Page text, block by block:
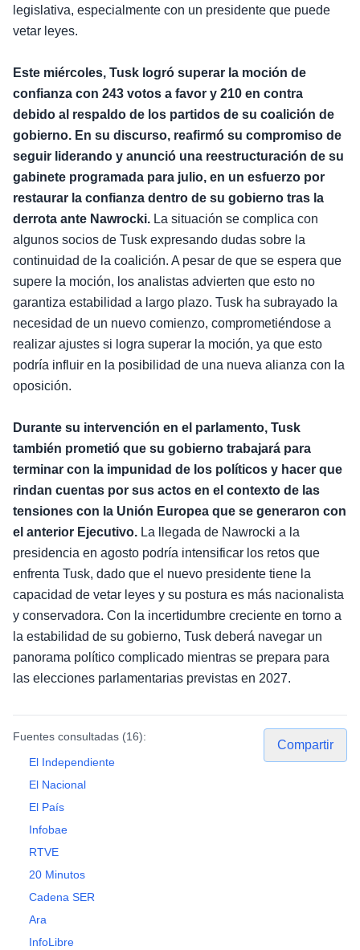
legislativa, especialmente con un presidente que puede
vetar leyes.
Este miércoles, Tusk logró superar la moción de
confianza con 243 votos a favor y 210 en contra
debido al respaldo de los partidos de su coalición de
gobierno. En su discurso, reafirmó su compromiso de
seguir liderando y anunció una reestructuración de su
gabinete programada para julio, en un esfuerzo por
restaurar la confianza dentro de su gobierno tras la
derrota ante Nawrocki. La situación se complica con
algunos socios de Tusk expresando dudas sobre la
continuidad de la coalición. A pesar de que se espera que
supere la moción, los analistas advierten que esto no
garantiza estabilidad a largo plazo. Tusk ha subrayado la
necesidad de un nuevo comienzo, comprometiéndose a
realizar ajustes si logra superar la moción, ya que esto
podría influir en la posibilidad de una nueva alianza con la
oposición.
Durante su intervención en el parlamento, Tusk
también prometió que su gobierno trabajará para
terminar con la impunidad de los políticos y hacer que
rindan cuentas por sus actos en el contexto de las
tensiones con la Unión Europea que se generaron con
el anterior Ejecutivo. La llegada de Nawrocki a la
presidencia en agosto podría intensificar los retos que
enfrenta Tusk, dado que el nuevo presidente tiene la
capacidad de vetar leyes y su postura es más nacionalista
y conservadora. Con la incertidumbre creciente en torno a
la estabilidad de su gobierno, Tusk deberá navegar un
panorama político complicado mientras se prepara para
las elecciones parlamentarias previstas en 2027.
Fuentes consultadas (16):
El Independiente
El Nacional
El País
Infobae
RTVE
20 Minutos
Cadena SER
Ara
InfoLibre
Compartir